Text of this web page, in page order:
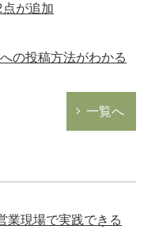
が追加
の投稿方法がわかる
一覧へ
現場で実践できる